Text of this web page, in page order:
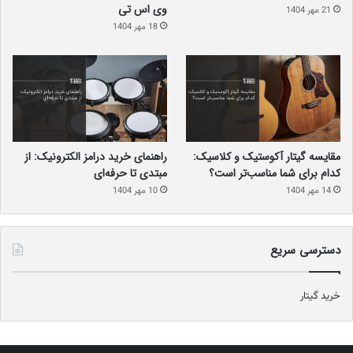
امروزه به لطف موفقیت این شرکت در دهه نود، Universal Audio به
می‌رود . البته راه و روش این شرکت در تولید قطعات مورد نیاز نوازندگان
به طور کلی عوض شده است و حالا شامل قطعات بسیار زیادی می‌شود.
برای مثال،کارت صداهای استودیوییاین شرکت در حال حاضر یکی از
بهترین گزینه‌ها برای مصارف مبتدی و متوسط بوده و Rack های این
21 مهر 1404
وی اس تی
18 مهر 1404
مقایسه گیتار آکوستیک و کلاسیک:
کدام برای شما مناسب‌تر است؟
14 مهر 1404
راهنمای خرید درامز الکترونیک: از
مبتدی تا حرفه‌ای
10 مهر 1404
دسترسی سریع
خرید گیتار